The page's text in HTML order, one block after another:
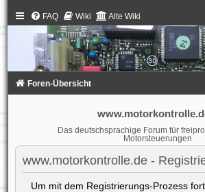
FAQ Wiki Alte Wiki
Foren-Übersicht
Das deutschsprachige Forum für
Motorsteuerungen
www.motorkontrolle.de -
Um mit dem Registrierungs-Prozess